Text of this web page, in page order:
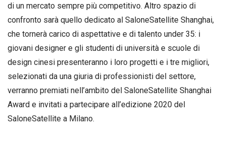
di un mercato sempre più competitivo. Altro spazio di
confronto sarà quello dedicato al SaloneSatellite Shanghai,
che tornerà carico di aspettative e di talento under 35: i
giovani designer e gli studenti di università e scuole di
design cinesi presenteranno i loro progetti e i tre migliori,
selezionati da una giuria di professionisti del settore,
verranno premiati nell’ambito del SaloneSatellite Shanghai
Award e invitati a partecipare all’edizione 2020 del
SaloneSatellite a Milano.